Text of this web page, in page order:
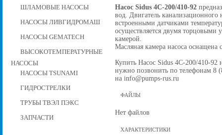
ШЛАМОВЫЕ НАСОСЫ
НАСОСЫ ЛИВГИДРОМАШ
НАСОСЫ GEMATECH
ВЫСОКОТЕМПЕРАТУРНЫЕ
НАСОСЫ
НАСОСЫ TSUNAMI
ГИДРОСТРЕЛКИ
ТРУБЫ ТВЭЛ ПЭКС
ЗАПЧАСТИ
Насос Sidus 4C-200/410-92
вод. Двигатель канализационного
встроенными датчиками
осуществляется двумя торцовыми
камерой.
Масляная камера насоса оснащена
Купить Насос Sidus 4C-200/410-92
нужно позвонить по телефонам 8
на info@pumps-rus.ru
ФАЙЛЫ
Нет файлов
ХАРАКТЕРИСТИКИ